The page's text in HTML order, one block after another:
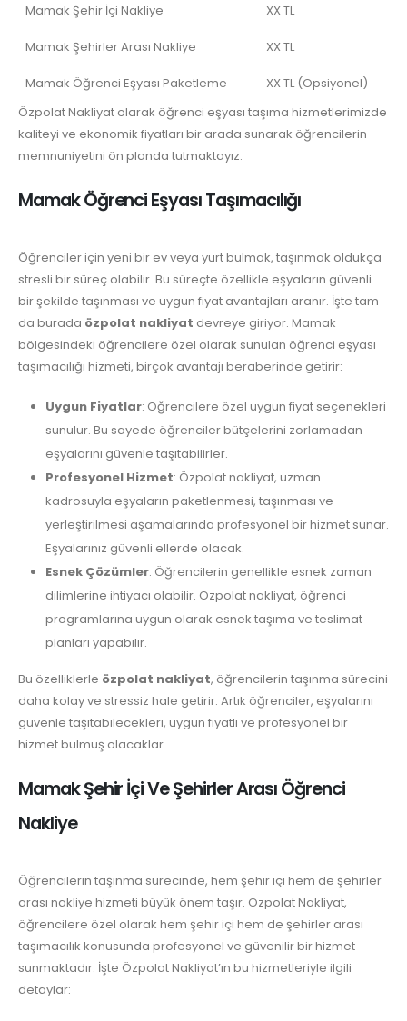
Mamak Şehir İçi Nakliye XX TL
Mamak Şehirler Arası Nakliye XX TL
Mamak Öğrenci Eşyası Paketleme
XX TL (Opsiyonel)
Özpolat Nakliyat olarak öğrenci eşyası taşıma hizmetlerimizde
kaliteyi ve ekonomik fiyatları bir arada sunarak öğrencilerin
memnuniyetini ön planda tutmaktayız.
Mamak Öğrenci Eşyası Taşımacılığı
Öğrenciler için yeni bir ev veya yurt bulmak, taşınmak oldukça
stresli bir süreç olabilir. Bu süreçte özellikle eşyaların güvenli
bir şekilde taşınması ve uygun fiyat avantajları aranır. İşte tam
da burada özpolat nakliyat devreye giriyor. Mamak
bölgesindeki öğrencilere özel olarak sunulan öğrenci eşyası
taşımacılığı hizmeti, birçok avantajı beraberinde getirir:
Uygun Fiyatlar: Öğrencilere özel uygun fiyat seçenekleri
sunulur. Bu sayede öğrenciler bütçelerini zorlamadan
eşyalarını güvenle taşıtabilirler.
Profesyonel Hizmet: Özpolat nakliyat, uzman
kadrosuyla eşyaların paketlenmesi, taşınması ve
yerleştirilmesi aşamalarında profesyonel bir hizmet sunar.
Eşyalarınız güvenli ellerde olacak.
Esnek Çözümler: Öğrencilerin genellikle esnek zaman
dilimlerine ihtiyacı olabilir. Özpolat nakliyat, öğrenci
programlarına uygun olarak esnek taşıma ve teslimat
planları yapabilir.
Bu özelliklerle özpolat nakliyat, öğrencilerin taşınma sürecini
daha kolay ve stressiz hale getirir. Artık öğrenciler, eşyalarını
güvenle taşıtabilecekleri, uygun fiyatlı ve profesyonel bir
hizmet bulmuş olacaklar.
Mamak Şehir İçi Ve Şehirler Arası Öğrenci
Nakliye
Öğrencilerin taşınma sürecinde, hem şehir içi hem de şehirler
arası nakliye hizmeti büyük önem taşır. Özpolat Nakliyat,
öğrencilere özel olarak hem şehir içi hem de şehirler arası
taşımacılık konusunda profesyonel ve güvenilir bir hizmet
sunmaktadır. İşte Özpolat Nakliyat’ın bu hizmetleriyle ilgili
detaylar: